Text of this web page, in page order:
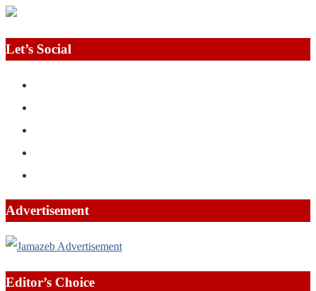
Let’s Social
Advertisement
Editor’s Choice